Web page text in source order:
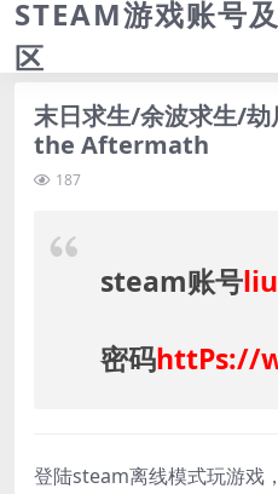
STEAM游戏账号
区
末日求生/余波求生/
the Aftermath
187
steam账号
密码httPs://
登陆steam离线模式玩游戏